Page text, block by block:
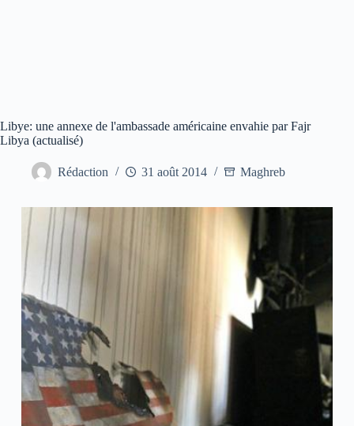
Libye: une annexe de l'ambassade américaine envahie par Fajr
Libya (actualisé)
Rédaction 31 août 2014 Maghreb